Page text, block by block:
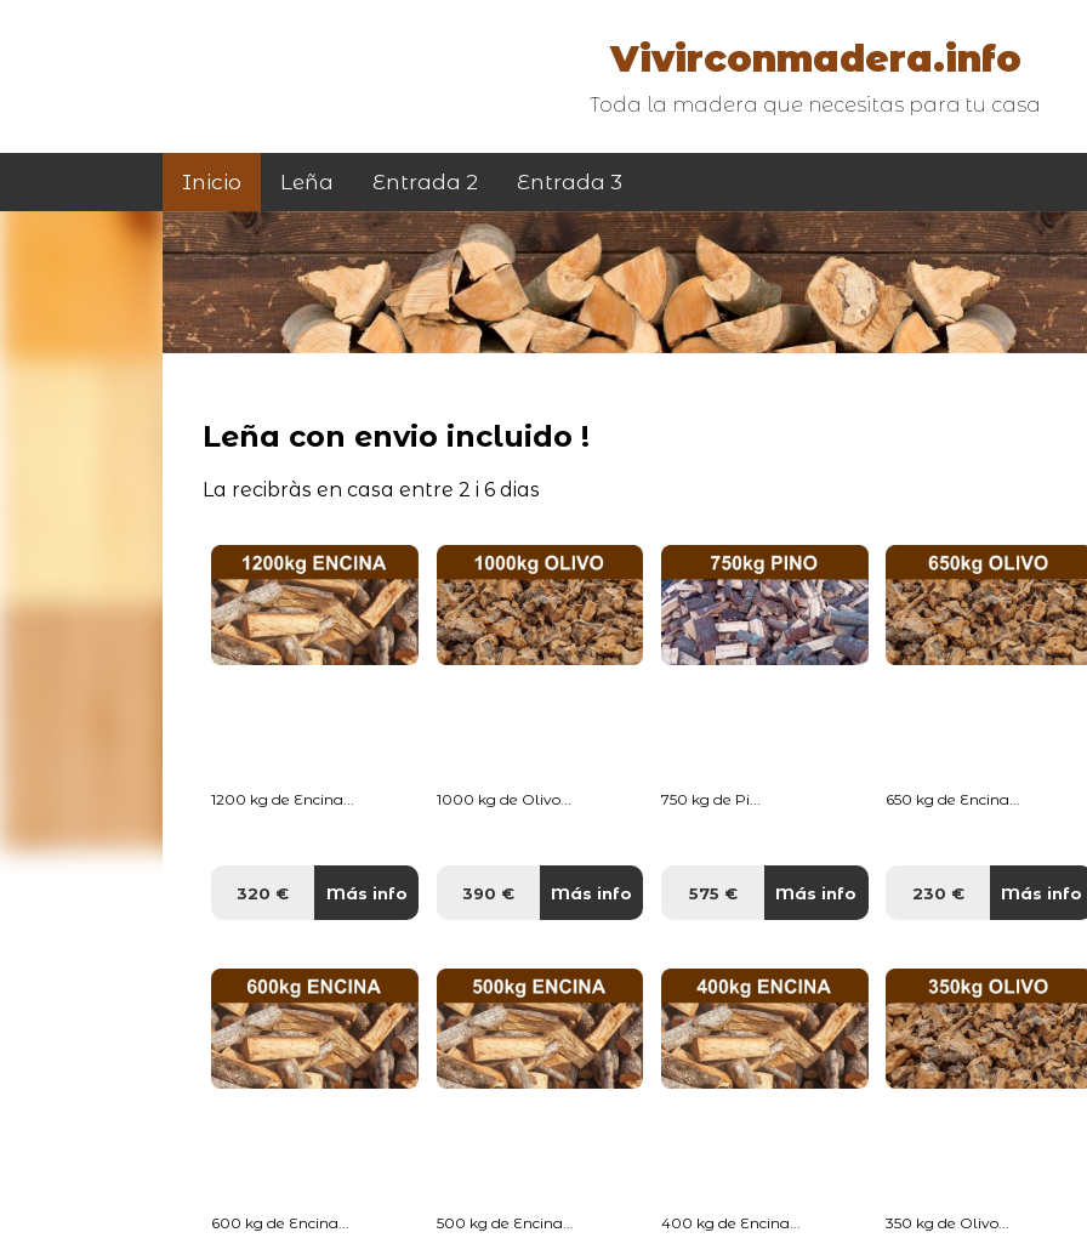
Vivirconmadera.info
Toda la madera que necesitas para tu casa
Inicio Leña Entrada 2 Entrada 3
Leña con envio incluido !
La recibràs en casa entre 2 i 6 dias
1200 kg de Encina...
320 € Más info
1000 kg de Olivo...
390 € Más info
750 kg de Pi...
575 € Más info
650 kg de Encina...
230 € Más info
600 kg de Encina... 500 kg de Encina... 400 kg de Encina... 350 kg de Olivo...